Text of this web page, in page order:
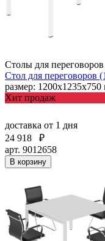
Столы для переговоров
Стол для переговоров
размер:
Хит продаж
доставка от 1 дня
24 918
₽
арт. 9012658
В корзину